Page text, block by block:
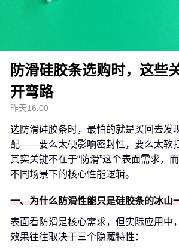
防滑硅胶条选购时，这些
开弯路
昨天16:00
选防滑硅胶条时，最怕的就是买回去发
配——要么太硬影响密封性，要么太软
其实关键不在于“防滑”这个表面需求，
不同场景下的核心性能逻辑。
一、为什么防滑性能只是硅胶条的冰山
表面看防滑是核心需求，但实际应用中，
效果往往取决于三个隐藏特性：